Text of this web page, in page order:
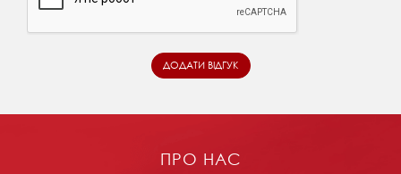
ПРО НАС